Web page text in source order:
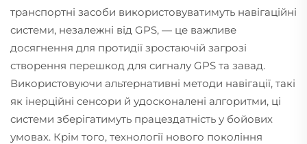
транспортні засоби використовуватимуть навігаційні
системи, незалежні від GPS, — це важливе
досягнення для протидії зростаючій загрозі
створення перешкод для сигналу GPS та завад.
Використовуючи альтернативні методи навігації, такі
як інерційні сенсори й удосконалені алгоритми, ці
системи зберігатимуть працездатність у бойових
умовах. Крім того, технології нового покоління